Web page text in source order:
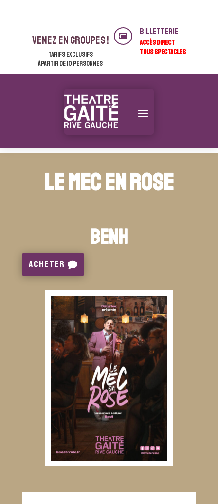
venez en groupes !
Tarifs exclusifs
àpartir de 10 personnes
 Billetterie
ACCÈS DIRECT
TOUS SPECTACLES
Le Mec en rose
BenH
Acheter